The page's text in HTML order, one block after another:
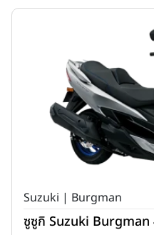
Suzuki | Burgman
ซูซูกิ Suzuki Burgman